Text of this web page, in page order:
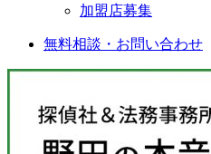
加盟店募集
無料相談・お問い合わせ